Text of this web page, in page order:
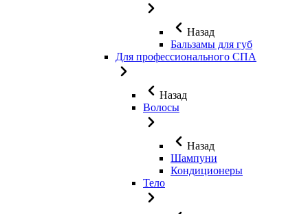
Назад
Бальзамы для губ
Для профессионального СПА
Назад
Волосы
Назад
Шампуни
Кондиционеры
Тело